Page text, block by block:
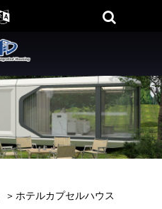
> ホテルカプセルハウス